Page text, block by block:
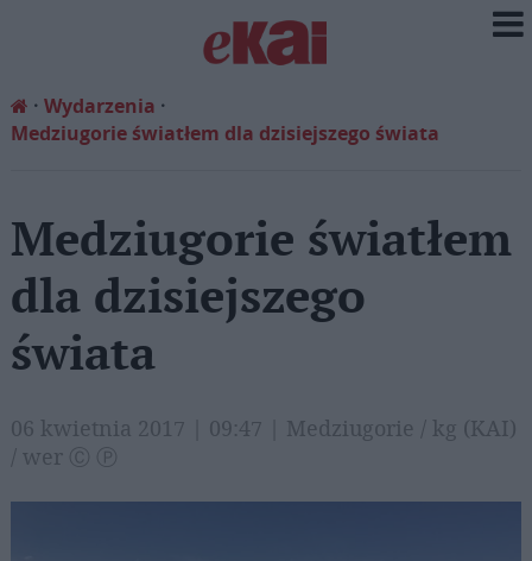
Wydarzenia
Medziugorie światłem dla dzisiejszego świata
Medziugorie światłem
dla dzisiejszego
świata
06 kwietnia 2017 | 09:47 | Medziugorie / kg (KAI)
/ wer Ⓒ Ⓟ